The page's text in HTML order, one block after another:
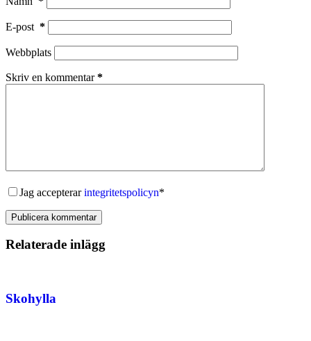
E-post *
Webbplats
Skriv en kommentar*
Jag accepterarintegritetspolicyn*
Publicera kommentar
Relaterade inlägg
Skohylla